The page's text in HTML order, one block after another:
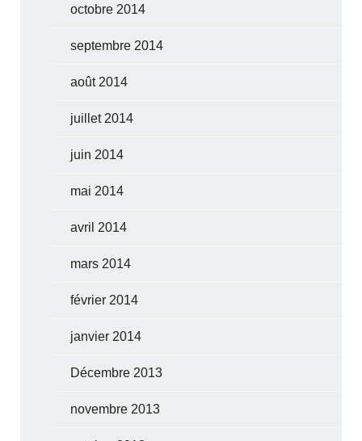
octobre 2014
septembre 2014
août 2014
juillet 2014
juin 2014
mai 2014
avril 2014
mars 2014
février 2014
janvier 2014
Décembre 2013
novembre 2013